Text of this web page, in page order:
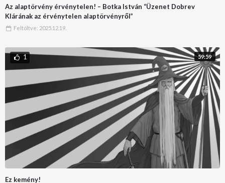
Az alaptörvény érvénytelen! – Botka István “Üzenet Dobrev
Klárának az érvénytelen alaptörvényről”
Feltöltve: 2025.12.19.
59:59
1
Ez kemény!